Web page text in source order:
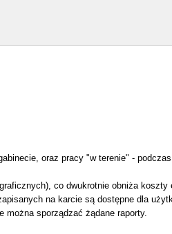
oraz pracy "w terenie" -
co dwukrotnie obniża koszty
na karcie są dostępne dla
sporządzać żądane raporty.